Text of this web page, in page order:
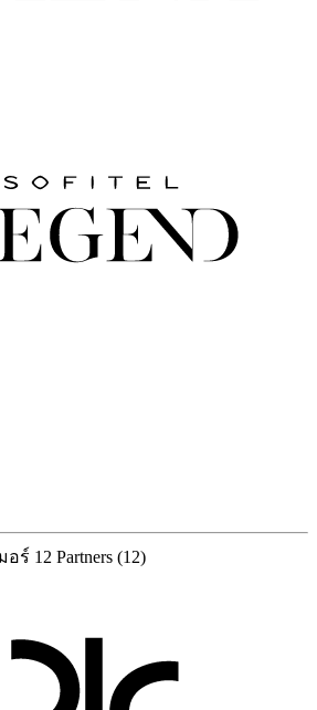
อร์ 12 Partners (12)